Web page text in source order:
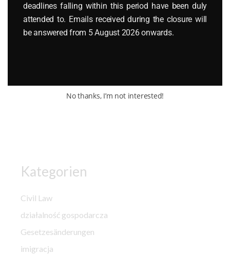
Mehr Sicherheit bei
Vertragsschließung in
Kategorien
Civil Law
działalność gospodarcza
Gesetzesänderungen
imigracja
deadlines falling within this period have been duly
attended to. Emails received during the closure will
be answered from 5 August 2026 onwards.
No thanks, I’m not interested!